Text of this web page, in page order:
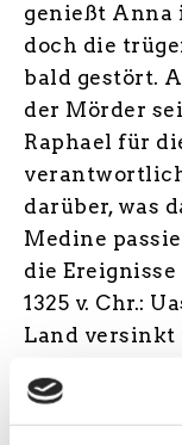
genießt Anna
doch die
bald gestört.
der Mörder
Raphael für
darüber, was
Medine
die
1325 v. Chr.:
Land versinkt
Gott Aton
blühende